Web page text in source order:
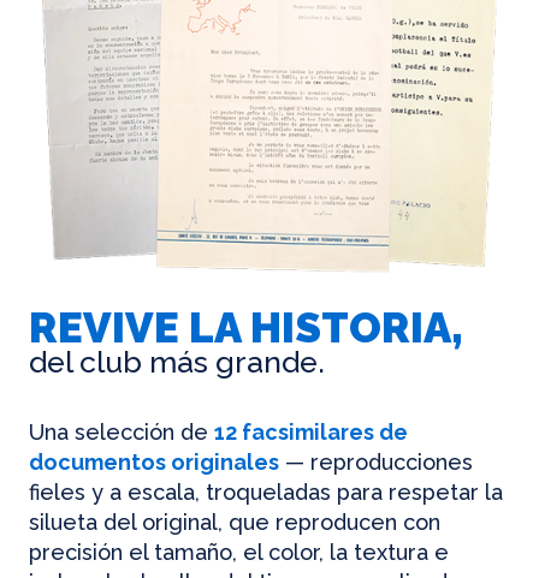
REVIVE LA HISTORIA,
del club más grande.
Una selección de 12 facsimilares de
documentos originales — reproducciones
fieles y a escala, troqueladas para respetar la
silueta del original, que reproducen con
precisión el tamaño, el color, la textura e